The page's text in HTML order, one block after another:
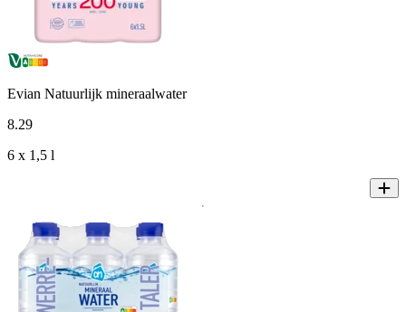
Evian Natuurlijk mineraalwater
8.29
6 x 1,5 l